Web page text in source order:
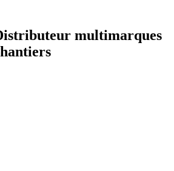
multimarques